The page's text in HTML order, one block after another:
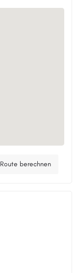
Route berechnen